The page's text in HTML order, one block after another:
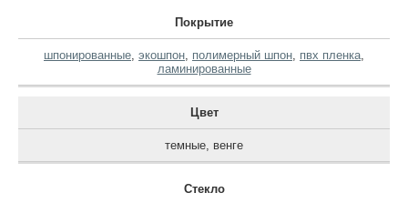
Покрытие
шпонированные экошпон полимерный шпон пвх пленка
ламинированные
Цвет
темные венге
Стекло